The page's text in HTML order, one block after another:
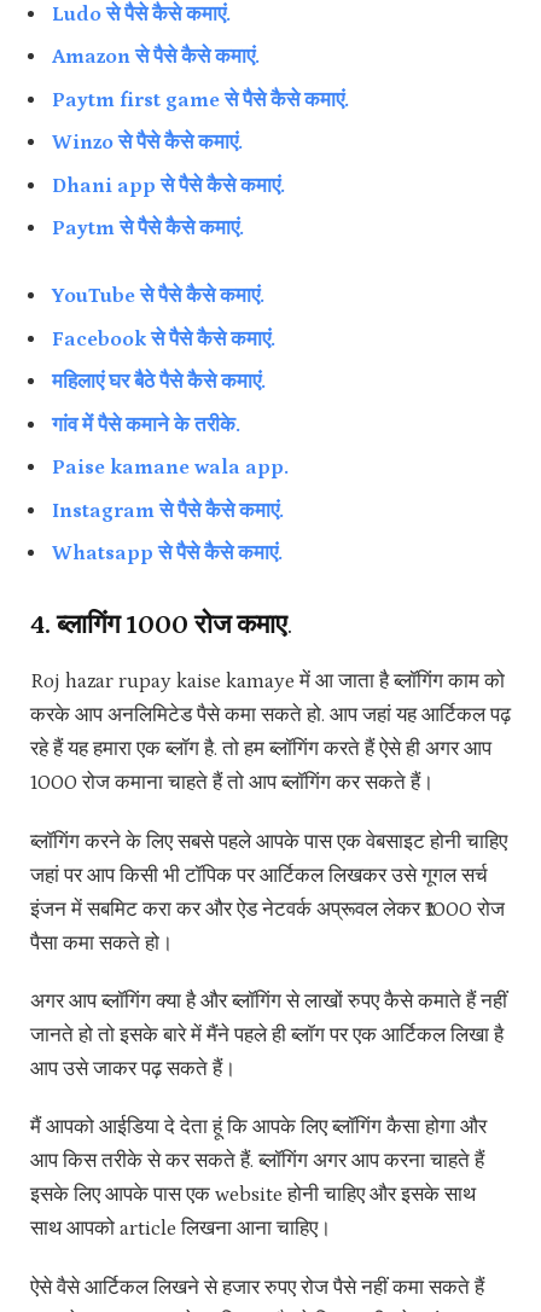
Ludo से पैसे कैसे कमाएं.
Amazon से पैसे कैसे कमाएं.
Paytm first game से पैसे कैसे कमाएं.
Winzo से पैसे कैसे कमाएं.
Dhani app से पैसे कैसे कमाएं.
Paytm से पैसे कैसे कमाएं.
YouTube से पैसे कैसे कमाएं.
Facebook से पैसे कैसे कमाएं.
महिलाएं घर बैठे पैसे कैसे कमाएं.
गांव में पैसे कमाने के तरीके.
Paise kamane wala app.
Instagram से पैसे कैसे कमाएं.
Whatsapp से पैसे कैसे कमाएं.
4. ब्लागिंग₹1000 रोज कमाए.
Roj hazar rupay kaise kamaye में आ जाता है ब्लॉगिंग काम को
करके आप अनलिमिटेड पैसे कमा सकते हो. आप जहां यह आर्टिकल पढ़
रहे हैं यह हमारा एक ब्लॉग है. तो हम ब्लॉगिंग करते हैं ऐसे ही अगर आप
1000 रोज कमाना चाहते हैं तो आप ब्लॉगिंग कर सकते हैं।
ब्लॉगिंग करने के लिए सबसे पहले आपके पास एक वेबसाइट होनी चाहिए
जहां पर आप किसी भी टॉपिक पर आर्टिकल लिखकर उसे गूगल सर्च
इंजन में सबमिट करा कर और ऐड नेटवर्क अप्रूवल लेकर ₹1000 रोज
पैसा कमा सकते हो।
अगर आप ब्लॉगिंग क्या है और ब्लॉगिंग से लाखों रुपए कैसे कमाते हैं नहीं
जानते हो तो इसके बारे में मैंने पहले ही ब्लॉग पर एक आर्टिकल लिखा है
आप उसे जाकर पढ़ सकते हैं।
मैं आपको आईडिया दे देता हूं कि आपके लिए ब्लॉगिंग कैसा होगा और
आप किस तरीके से कर सकते हैं. ब्लॉगिंग अगर आप करना चाहते हैं
इसके लिए आपके पास एक website होनी चाहिए और इसके साथ
साथ आपको article लिखना आना चाहिए।
ऐसे वैसे आर्टिकल लिखने से हजार रुपए रोज पैसे नहीं कमा सकते हैं